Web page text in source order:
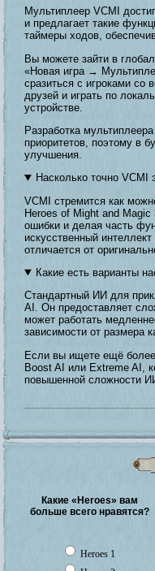
Какие «Heroes» вам
больше всего нравятся?
Heroes 1
Мультиплеер VCMI
и предлагает такие
таймеры ходов,
Вы можете зайти в
«Новая игра →
сразиться с игроками со
друзей и играть по
устройстве.
Разработка
приоритетов, поэтому в
улучшения.
Насколько точно VCMI
VCMI стремится как
Heroes of Might and Magic
ошибки и делая часть
искусственный
отличается от
Какие есть варианты
Стандартный ИИ для
AI. Он предоставляет
может работать
зависимости от размера
Если вы ищете ещё
Boost AI или Extreme AI,
повышенной сложности